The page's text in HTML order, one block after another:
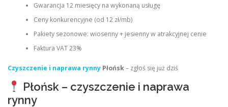
Gwarancja 12 miesięcy na wykonaną usługę
Ceny konkurencyjne (od 12 zł/mb)
Pakiety sezonowe: wiosenny + jesienny w atrakcyjnej cenie
Faktura VAT 23%
Czyszczenie i naprawa rynny Płońsk– zgłoś się już dziś
Płońsk – czyszczenie i naprawa
rynny